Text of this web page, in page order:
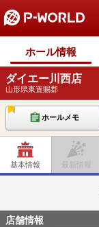
ホール情報
ダイエー川西店
山形県東置賜郡
ホールメモ
基本情報 最新情報
店舗情報